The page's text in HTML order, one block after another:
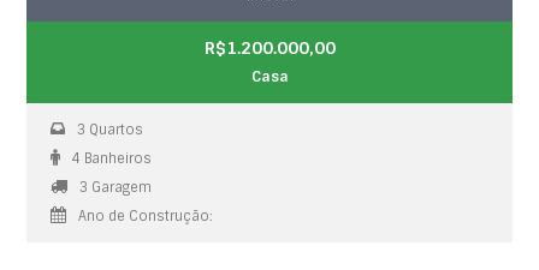
R$1.200.000,00
Casa
3 Quartos
4 Banheiros
3 Garagem
Ano de Construção: